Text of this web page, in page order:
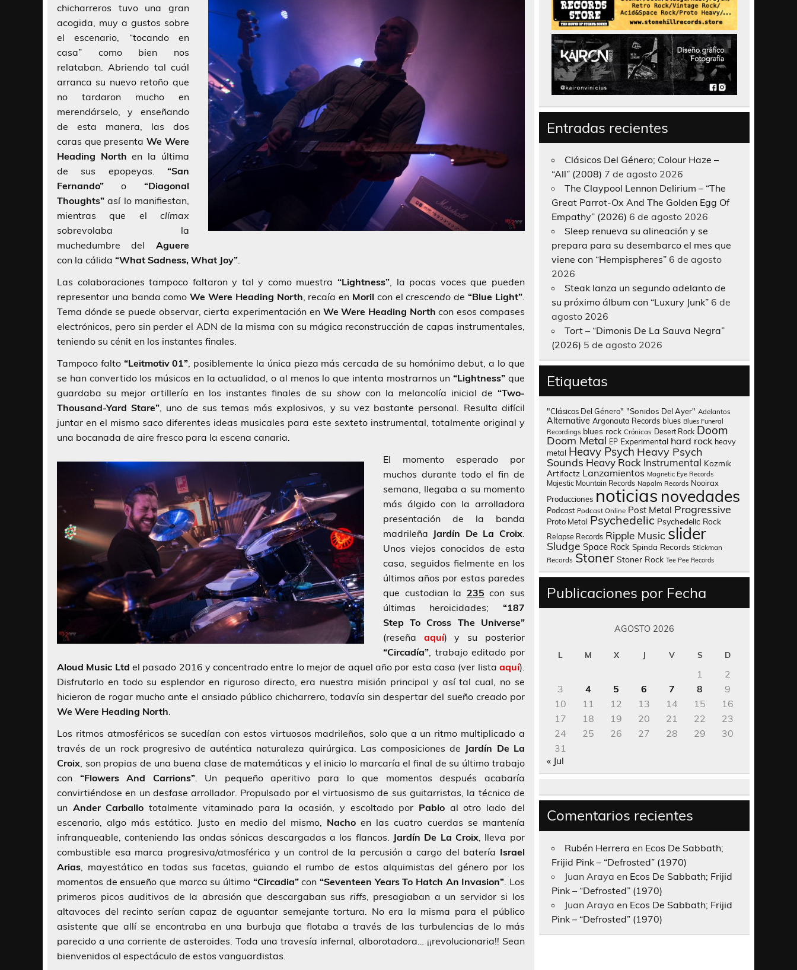
chicharreros tuvo una gran
acogida, muy a gustos sobre
el escenario, “tocando en
casa” como bien nos
relataban. Abriendo tal cuál
arranca su nuevo retoño que
no tardaron mucho en
merendárselo, y enseñando
de esta manera, las dos
caras que presentaWe Were
Heading North en la última
de sus epopeyas. “San
Fernando” o “Diagonal
Thoughts” así lo manifiestan,
mientras que el clímax
sobrevolaba la
muchedumbre del Aguere
con la cálida “What Sadness, What Joy”.
Las colaboraciones tampoco faltaron y tal y como muestra“Lightness”, la pocas voces que pueden
representar una banda comoWe Were Heading North, recaía en Moril con elcrescendo de“Blue Light”.
Tema dónde se puede observar, cierta experimentación en We Were Heading North con esos compases
electrónicos, pero sin perder el ADN de la misma con su mágica reconstrucción de capas instrumentales,
teniendo su cénit en los instantes finales.
Tampoco falto “Leitmotiv 01”, posiblemente la única pieza más cercada de su homónimo debut, a lo que
se han convertido los músicos en la actualidad, o al menos lo que intenta mostrarnos un“Lightness” que
guardaba su mejor artillería en los instantes finales de su showcon la melancolía inicial de “Two-
Thousand-Yard Stare”, uno de sus temas más explosivos, y su vez bastante personal. Resulta difícil
juntar en el mismo saco diferentes ideas musicales para este sexteto instrumental, totalmente original y
una bocanada de aire fresco para la escena canaria.
El momento esperado por
muchos durante todo el fin de
semana, llegaba a su momento
más álgido con la arrolladora
presentación de la banda
madrileña Jardín De La Croix.
Unos viejos conocidos de esta
casa, seguidos fielmente en los
últimos años por estas paredes
que custodian la 235 con sus
últimas heroicidades; “187
Step To Cross The Universe”
(reseña aquí) y su posterior
“Circadía”, trabajo editado por
Aloud Music Ltd el pasado 2016 y concentrado entre lo mejor de aquel año por esta casa (ver lista aquí).
Disfrutarlo en todo su esplendor en riguroso directo, era nuestra misión principal y así tal cual, no se
hicieron de rogar mucho ante el ansiado público chicharrero, todavía sin despertar del sueño creado por
We Were Heading North.
Los ritmos atmosféricos se sucedían con estos virtuosos madrileños, solo que a un ritmo multiplicado a
través de un rock progresivo de auténtica naturaleza quirúrgica. Las composiciones de Jardín De La
Croix, son propias de una buena clase de matemáticas y el inicio lo marcaría el final de su último trabajo
con “Flowers And Carrions”. Un pequeño aperitivo para lo que momentos después acabaría
convirtiéndose en un desfase arrollador. Propulsado por el virtuosismo de sus guitarristas, la técnica de
un Ander Carballo totalmente vitaminado para la ocasión, y escoltado por Pabloal otro lado del
escenario, algo más estático. Justo en medio del mismo, Nacho en las cuatro cuerdas se mantenía
infranqueable, conteniendo las ondas sónicas descargadas a los flancos. Jardín De La Croix, lleva por
combustible esa marca progresiva/atmosférica y un control de la percusión a cargo del batería Israel
Arias, mayestático en todas sus facetas, guiando el rumbo de estos alquimistas del género por los
momentos de ensueño que marca su último “Circadia”con “Seventeen Years To Hatch An Invasion”. Los
primeros picos auditivos de la abrasión que descargaban sus riffs, presagiaban a un servidor si los
altavoces del recinto serían capaz de aguantar semejante tortura. No era la misma para el público
asistente que allí se encontraba en una burbuja que flotaba a través de las turbulencias de lo más
parecido a una corriente de asteroides. Toda una travesía infernal, alborotadora… ¡¡revolucionaria!! Sean
bienvenidos al espectáculo de estos vanguardistas.
Entradas recientes
Clásicos Del Género; Colour Haze –
“All” (2008) 7 de agosto 2026
The Claypool Lennon Delirium – “The
Great Parrot-Ox And The Golden Egg Of
Empathy” (2026) 6 de agosto 2026
Sleep renueva su alineación y se
prepara para su desembarco el mes que
viene con “Hempispheres” 6 de agosto
2026
Steak lanza un segundo adelanto de
su próximo álbum con “Luxury Junk” 6 de
agosto 2026
Tort – “Dimonis De La Sauva Negra”
(2026) 5 de agosto 2026
Etiquetas
"Clásicos Del Género" "Sonidos Del Ayer" Adelantos
Alternative Argonauta Records blues Blues Funeral
Recordings blues rock Crónicas Desert Rock Doom
Doom Metal EP Experimental hard rock heavy
metal Heavy Psych Heavy Psych
Sounds Heavy Rock Instrumental Kozmik
Artifactz Lanzamientos Magnetic Eye Records
Majestic Mountain Records Napalm Records Nooirax
Producciones noticias novedades
Podcast Podcast Online Post Metal Progressive
Proto Metal Psychedelic Psychedelic Rock
Relapse Records Ripple Music slider
Sludge Space Rock Spinda Records Stickman
Records Stoner Stoner Rock Tee Pee Records
Publicaciones por Fecha
AGOSTO 2026
L M X J V S D
1
2
3
4 5 6 7 8
9
10
11 12 13 14 15
16
17
18 19 20 21 22
23
24
25 26 27 28 29
30
31
« Jul
Comentarios recientes
Rubén Herrera en Ecos De Sabbath;
Frijid Pink – “Defrosted” (1970)
Juan Araya en Ecos De Sabbath; Frijid
Pink – “Defrosted” (1970)
Juan Araya en Ecos De Sabbath; Frijid
Pink – “Defrosted” (1970)